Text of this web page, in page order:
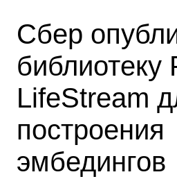
Сбер
библиотеку
LifeStream
построения
эмбедингов